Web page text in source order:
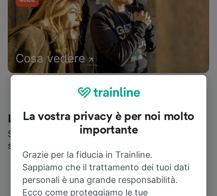
Cosa vedere
Le recensioni dei nostri viaggiatori
Scopri cosa pensa realmente chi utilizza i nostri
servizi
La vostra privacy è per noi molto
importante
Grazie per la fiducia in Trainline.
Sappiamo che il trattamento dei tuoi dati
personali è una grande responsabilità.
Ecco come proteggiamo le tue